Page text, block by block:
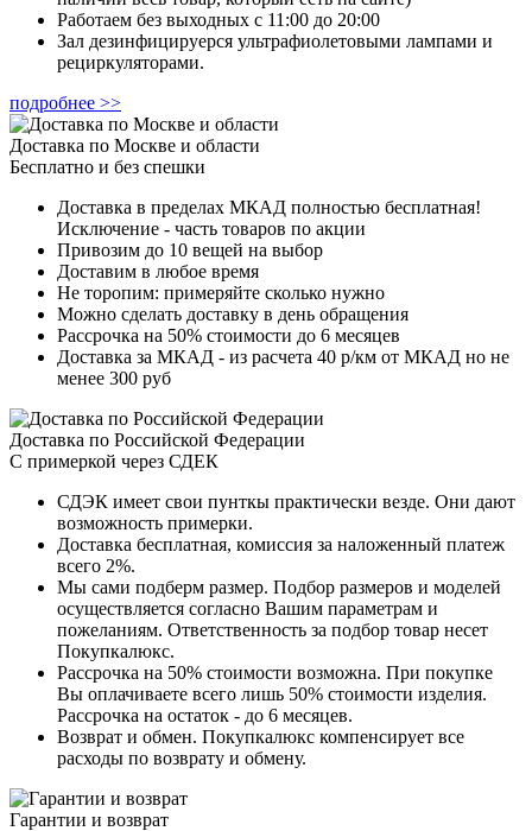
Работаем без выходных с 11:00 до 20:00
Зал дезинфицируерся ультрафиолетовыми лампами и
рециркуляторами.
подробнее >>
Доставка по Москве и области
Бесплатно и без спешки
Доставка в пределах МКАД полностью бесплатная!
Исключение - часть товаров по акции
Привозим до 10 вещей на выбор
Доставим в любое время
Не торопим: примеряйте сколько нужно
Можно сделать доставку в день обращения
Рассрочка на 50% стоимости до 6 месяцев
Доставка за МКАД - из расчета 40 р/км от МКАД но не
менее 300 руб
Доставка по Российской Федерации
С примеркой через СДЕК
СДЭК имеет свои пунткы практически везде. Они дают
возможность примерки.
Доставка бесплатная, комиссия за наложенный платеж
всего 2%.
Мы сами подберм размер. Подбор размеров и моделей
осуществляется согласно Вашим параметрам и
пожеланиям. Ответственность за подбор товар несет
Покупкалюкс.
Рассрочка на 50% стоимости возможна. При покупке
Вы оплачиваете всего лишь 50% стоимости изделия.
Рассрочка на остаток - до 6 месяцев.
Возврат и обмен. Покупкалюкс компенсирует все
расходы по возврату и обмену.
Гарантии и возврат